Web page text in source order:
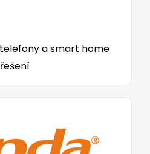
a smart home
řešení